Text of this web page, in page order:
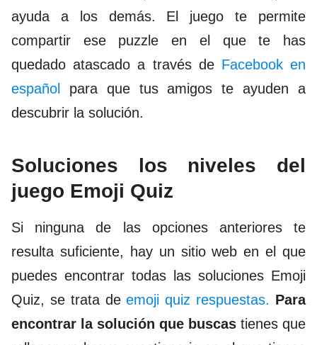
ayuda a los demás. El juego te permite
compartir ese puzzle en el que te has
quedado atascado a través de Facebook en
español
para que tus amigos te ayuden a
descubrir la solución.
Soluciones los niveles del
juego Emoji Quiz
Si ninguna de las opciones anteriores te
resulta suficiente, hay un sitio web en el que
puedes encontrar todas las soluciones Emoji
Quiz, se trata deemoji quiz respuestas. Para
encontrar la solución que buscas tienes que